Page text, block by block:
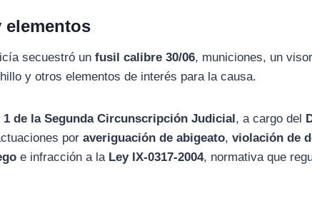
elementos
secuestró unfusil calibre 30/06, municiones, un
y otros elementos de interés para la causa.
1 de la Segunda Circunscripción Judicial, a cargo del
poraveriguación de abigeato,violación de
e infracción a la Ley IX-0317-2004, normativa que